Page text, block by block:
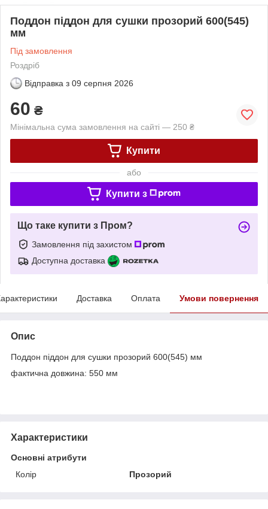
Поддон піддон для сушки прозорий 600(545)
мм
Під замовлення
Роздріб
Відправка з 09 серпня 2026
60 ₴
Мінімальна сума замовлення на сайті — 250 ₴
Купити
або
Купити з
Що таке купити з Пром?
Замовлення під захистом
Доступна доставка
Доставка Оплата Умови повернення
Опис
Поддон піддон для сушки прозорий 600(545) мм
фактична довжина: 550 мм
Характеристики
Основні атрибути
Колір
Прозорий